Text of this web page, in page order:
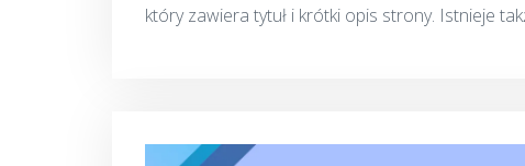
który zawiera tytuł i krótki opis strony. Istnieje